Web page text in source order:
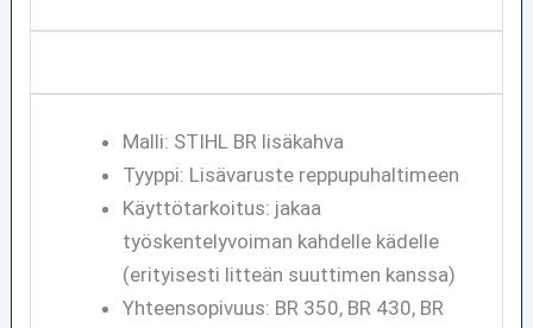
Malli: STIHL BR lisäkahva
Tyyppi: Lisävaruste reppupuhaltimeen
Käyttötarkoitus: jakaa
työskentelyvoiman kahdelle kädelle
(erityisesti litteän suuttimen kanssa)
Yhteensopivuus: BR 350, BR 430, BR